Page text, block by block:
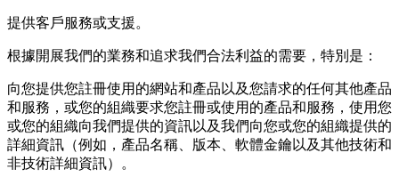
提供客戶服務或支援。
根據開展我們的業務和追求我們合法利益的需要，特別是：
向您提供您註冊使用的網站和產品以及您請求的任何其他產品
和服務，或您的組織要求您註冊或使用的產品和服務，使用您
或您的組織向我們提供的資訊以及我們向您或您的組織提供的
詳細資訊（例如，產品名稱、版本、軟體金鑰以及其他技術和
非技術詳細資訊）。